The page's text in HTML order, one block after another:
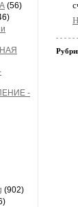
(56)
-
(902)